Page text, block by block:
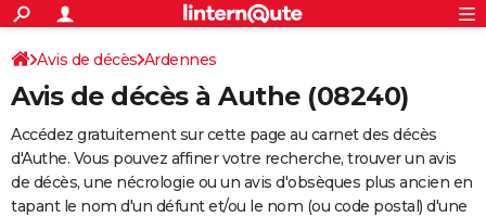
ACTUALITÉS
Politique
Société
Faits Divers
Education
Monde
Villes
+
SPORT
Coupe du monde 2026
Football
Tennis
Cyclisme
Rugby
Forum
Programme TV
TNT
Streaming
Cinéma
Sorties cinéma
Musique
+
FINANCE
Retraite
Epargne
Immobilier
Risques naturels par ville
Assurance
AUTO
Avis de décès Ardennes
Avis de décès à Authe (08240)
Accédez gratuitement sur cette page au carnet des décès
d'Authe. Vous pouvez affiner votre recherche, trouver un avis
de décès, une nécrologie ou un avis d'obsèques plus ancien en
tapant le nom d'un défunt et/ou le nom (ou code postal) d'une